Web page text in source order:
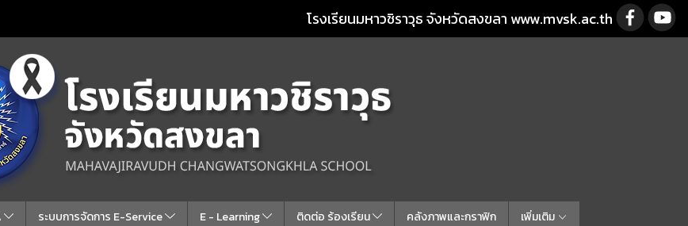
โรงเรียนมหาวชิราวุธ จังหวัดสงขลา www.mvsk.ac.th
ระบบการจัดการ E-Service E - Learning ติดต่อ ร้องเรียน คลังภาพและกราฟิก เพิ่มเติม